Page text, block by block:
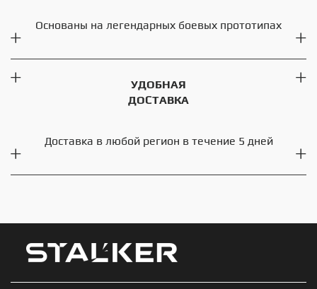
Основаны на легендарных боевых прототипах
УДОБНАЯ
ДОСТАВКА
Доставка в любой регион в течение 5 дней